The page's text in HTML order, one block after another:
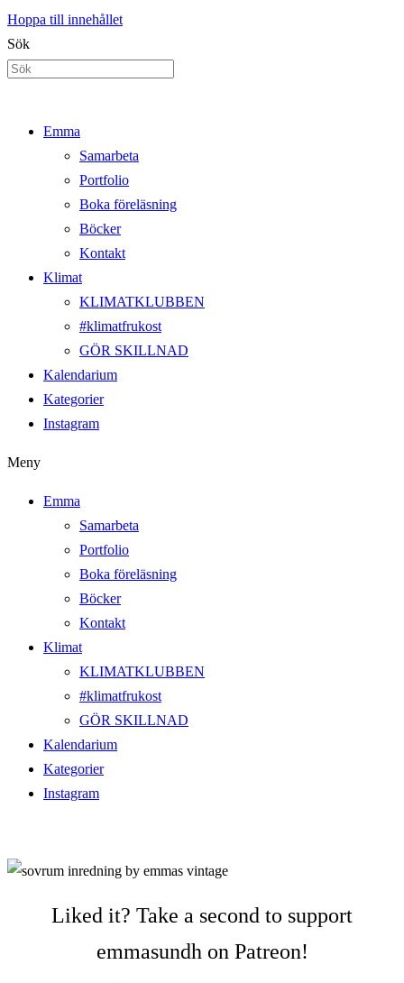
Hoppa till innehållet
Sök
Emma
Samarbeta
Portfolio
Boka föreläsning
Böcker
Kontakt
Klimat
KLIMATKLUBBEN
#klimatfrukost
GÖR SKILLNAD
Kalendarium
Kategorier
Instagram
Meny
Emma
Samarbeta
Portfolio
Boka föreläsning
Böcker
Kontakt
Klimat
KLIMATKLUBBEN
#klimatfrukost
GÖR SKILLNAD
Kalendarium
Kategorier
Instagram
Liked it? Take a second to support
emmasundh on Patreon!